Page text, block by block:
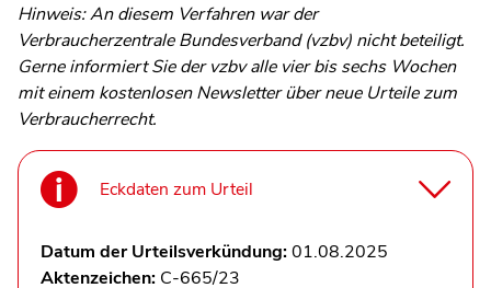
Hinweis: An diesem Verfahren war der
Verbraucherzentrale Bundesverband (vzbv) nicht beteiligt.
Gerne informiert Sie der vzbv alle vier bis sechs Wochen
mit einem kostenlosen Newsletter über neue Urteile zum
Verbraucherrecht.
Eckdaten zum Urteil
Datum der Urteilsverkündung:01.08.2025
Aktenzeichen: C-665/23